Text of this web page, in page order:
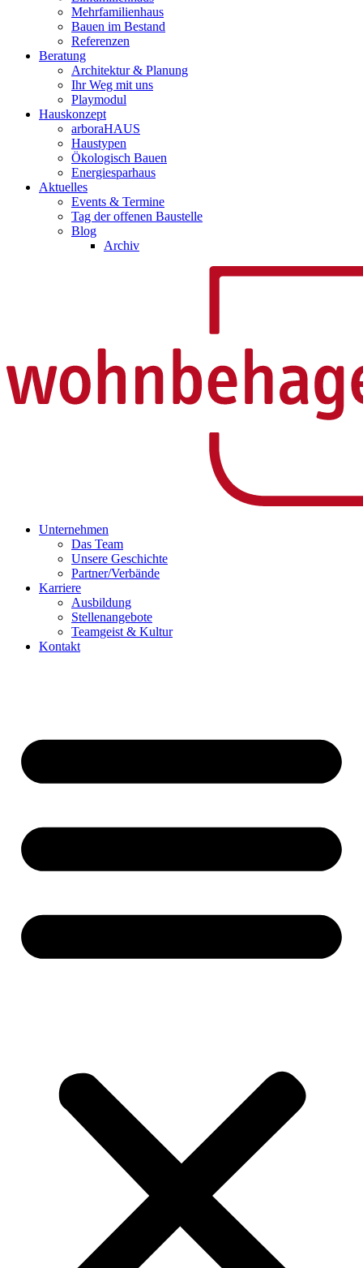
Mehrfamilienhaus
Bauen im Bestand
Referenzen
Beratung
Architektur & Planung
Ihr Weg mit uns
Playmodul
Hauskonzept
arboraHAUS
Haustypen
Ökologisch Bauen
Energiesparhaus
Aktuelles
Events & Termine
Tag der offenen Baustelle
Blog
Archiv
Unternehmen
Das Team
Unsere Geschichte
Partner/Verbände
Karriere
Ausbildung
Stellenangebote
Teamgeist & Kultur
Kontakt